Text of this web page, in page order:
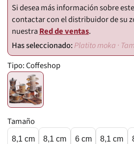
Si desea más información sobre
contactar con el distribuidor de su
nuestraRed de ventas.
Platito moka ·
Tipo:Coffeshop
Tamaño
8,1 cm 8,1 cm 6 cm 8,1 cm